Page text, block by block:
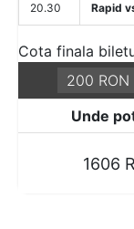
20.30 Rapid
Cota finala
Unde
1606